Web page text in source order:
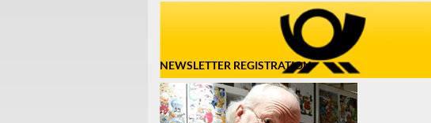
NEWSLETTER REGISTRATION